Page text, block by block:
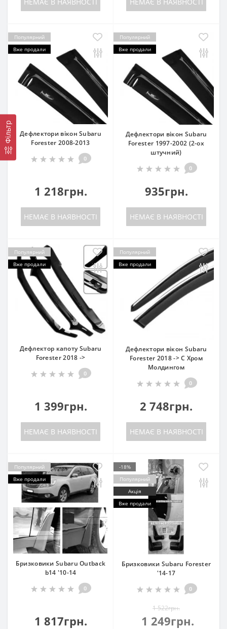
Фільтр
Популярний
Вже продали
Дефлектори вікон Subaru
Forester 2008-2013
0
1 218грн.
НЕМАЄ В НАЯВНОСТІ
Популярний
Вже продали
Дефлектори вікон Subaru
Forester 1997-2002 (2-ох
штучний)
0
935грн.
НЕМАЄ В НАЯВНОСТІ
Популярний
Вже продали
Дефлектор капоту Subaru
Forester 2018 ->
0
1 399грн.
НЕМАЄ В НАЯВНОСТІ
Популярний
Вже продали
Дефлектори вікон Subaru
Forester 2018 -> С Хром
Молдингом
0
2 748грн.
НЕМАЄ В НАЯВНОСТІ
Популярний
Вже продали
Бризковики Subaru Outback
b14 '10-14
0
1 817грн.
-18%
Популярний
Акція
Вже продали
Бризковики Subaru Forester
'14-17
0
1 522грн.
1 249грн.